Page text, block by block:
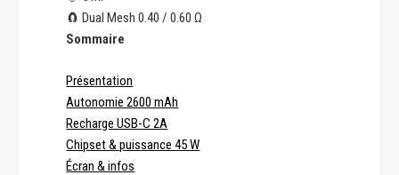
🧲 Dual Mesh 0.40 / 0.60 Ω
Sommaire
Présentation
Autonomie 2600 mAh
Recharge USB-C 2A
Chipset & puissance 45 W
Écran & infos